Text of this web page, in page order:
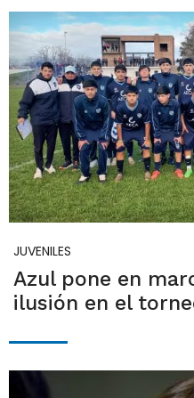
JUVENILES
Azul pone en
ilusión en el